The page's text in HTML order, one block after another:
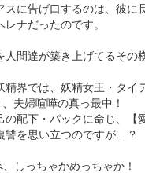
スに告げ口するのは、彼に
ナだったのです。
人間達が築き上げてるその
精界では、妖精女王・タ
夫婦喧嘩の真っ最中！
配下・パックに命じ、【
讐を思い立つのですが…？
しっちゃかめっちゃか！